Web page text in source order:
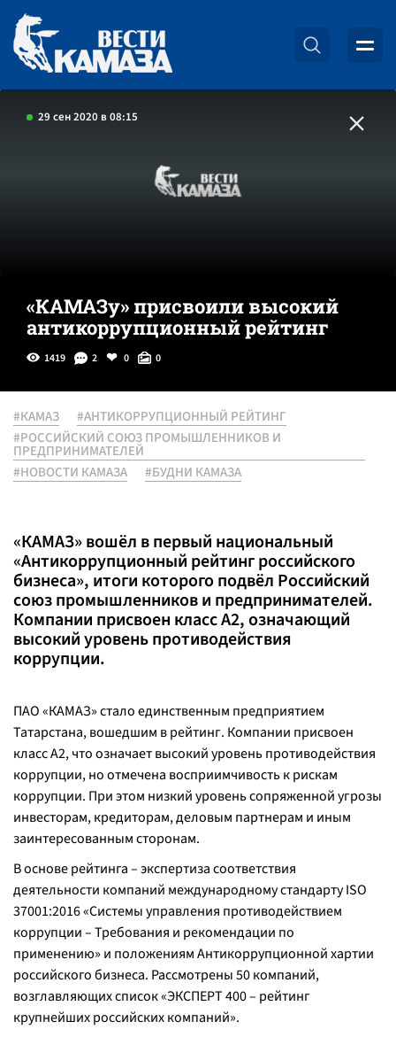
29 сен 2020 в 08:15
«КАМАЗу» присвоили высокий
антикоррупционный рейтинг
1419 2 0 0
#КАМАЗ
#АНТИКОРРУПЦИОННЫЙ РЕЙТИНГ
#РОССИЙСКИЙ СОЮЗ ПРОМЫШЛЕННИКОВ И
ПРЕДПРИНИМАТЕЛЕЙ
#НОВОСТИ КАМАЗА
#БУДНИ КАМАЗА
«КАМАЗ» вошёл в первый национальный
«Антикоррупционный рейтинг российского
бизнеса», итоги которого подвёл Российский
союз промышленников и предпринимателей.
Компании присвоен класс А2, означающий
высокий уровень противодействия
коррупции.
ПАО «КАМАЗ» стало единственным предприятием
Татарстана, вошедшим в рейтинг. Компании присвоен
класс А2, что означает высокий уровень противодействия
коррупции, но отмечена восприимчивость к рискам
коррупции. При этом низкий уровень сопряженной угрозы
инвесторам, кредиторам, деловым партнерам и иным
заинтересованным сторонам.
В основе рейтинга – экспертиза соответствия
деятельности компаний международному стандарту ISO
37001:2016 «Системы управления противодействием
коррупции – Требования и рекомендации по
применению» и положениям Антикоррупционной хартии
российского бизнеса. Рассмотрены 50 компаний,
возглавляющих список «ЭКСПЕРТ 400 – рейтинг
крупнейших российских компаний».